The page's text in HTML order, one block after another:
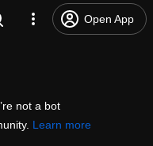
Open App
not a bot
Learn more